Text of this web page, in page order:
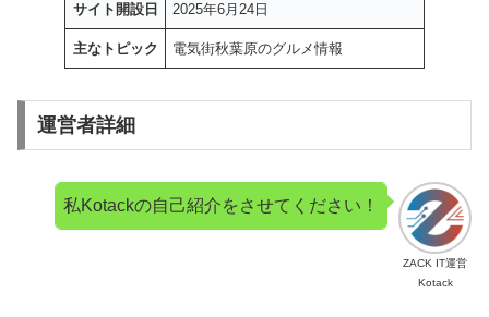
サイト開設日 2025年6月24日
主なトピック 電気街秋葉原のグルメ情報
運営者詳細
ZACK IT運営
Kotack
私Kotackの自己紹介をさせてください！